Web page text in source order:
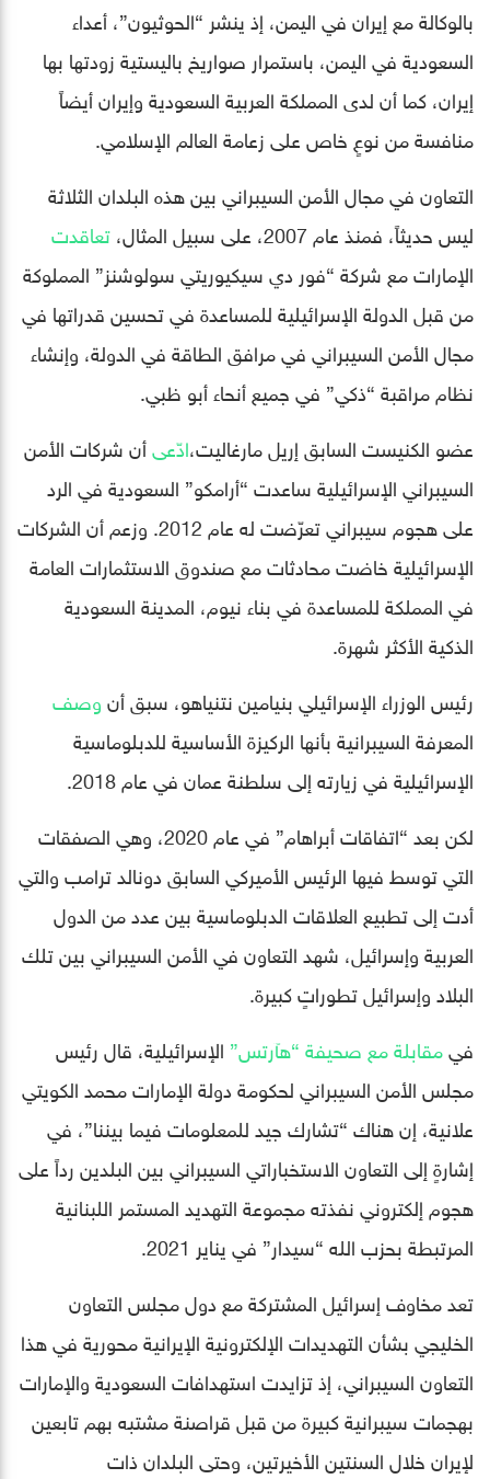
بالوكالة مع إيران في اليمن، إذ ينشر “الحوثيون”، أعداء
السعودية في اليمن، باستمرار صواريخ باليستية زودتها بها
إيران، كما أن لدى المملكة العربية السعودية وإيران أيضاً
منافسة من نوعٍ خاص على زعامة العالم الإسلامي.
التعاون في مجال الأمن السيبراني بين هذه البلدان الثلاثة
ليس حديثاً، فمنذ عام 2007، على سبيل المثال،
تعاقدت
الإمارات مع شركة “فور دي سيكيوريتي سولوشنز” المملوكة
من قبل الدولة الإسرائيلية للمساعدة في تحسين قدراتها في
مجال الأمن السيبراني في مرافق الطاقة في الدولة، وإنشاء
نظام مراقبة “ذكي” في جميع أنحاء أبو ظبي.
عضو الكنيست السابق إريل مارغاليت،ادّعىأن شركات الأمن
السيبراني الإسرائيلية ساعدت “أرامكو” السعودية في الرد
على هجوم سيبراني تعرّضت له عام 2012. وزعم أن الشركات
الإسرائيلية خاضت محادثات مع صندوق الاستثمارات العامة
في المملكة للمساعدة في بناء نيوم، المدينة السعودية
الذكية الأكثر شهرة.
رئيس الوزراء الإسرائيلي بنيامين نتنياهو، سبق أنوصف
المعرفة السيبرانية بأنها الركيزة الأساسية للدبلوماسية
الإسرائيلية في زيارته إلى سلطنة عمان في عام 2018.
لكن بعد “اتفاقات أبراهام” في عام 2020، وهي الصفقات
التي توسط فيها الرئيس الأميركي السابق دونالد ترامب والتي
أدت إلى تطبيع العلاقات الدبلوماسية بين عدد من الدول
العربية وإسرائيل، شهد التعاون في الأمن السيبراني بين تلك
البلاد وإسرائيل تطوراتٍ كبيرة.
فيمقابلة مع صحيفة “هآرتس” الإسرائيلية، قال رئيس
مجلس الأمن السيبراني لحكومة دولة الإمارات محمد الكويتي
علانية، إن هناك “تشارك جيد للمعلومات فيما بيننا”، في
إشارةٍ إلى التعاون الاستخباراتي السيبراني بين البلدين رداً على
هجوم إلكتروني نفذته مجموعة التهديد المستمر اللبنانية
المرتبطة بحزب الله “سيدار” في يناير 2021.
تعد مخاوف إسرائيل المشتركة مع دول مجلس التعاون
الخليجي بشأن التهديدات الإلكترونية الإيرانية محورية في هذا
التعاون السيبراني، إذ تزايدت استهدافات السعودية والإمارات
بهجمات سيبرانية كبيرة من قبل قراصنة مشتبه بهم تابعين
لإيران خلال السنتين الأخيرتين، وحتى البلدان ذات